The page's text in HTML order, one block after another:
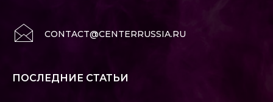
CONTACT@CENTERRUSSIA.RU
ПОСЛЕДНИЕ СТАТЬИ